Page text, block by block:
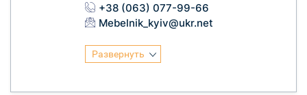
+38 (063) 077-99-66
Mebelnik_kyiv@ukr.net
Развернуть